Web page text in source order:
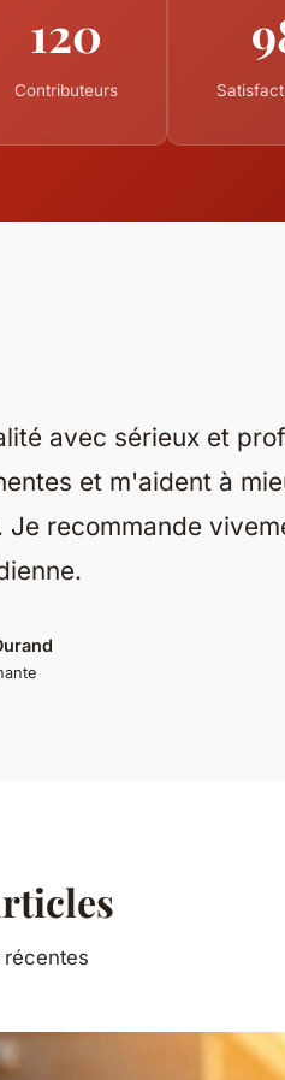
120
Contributeurs
avec sérieux et
et m'aident à
recommande